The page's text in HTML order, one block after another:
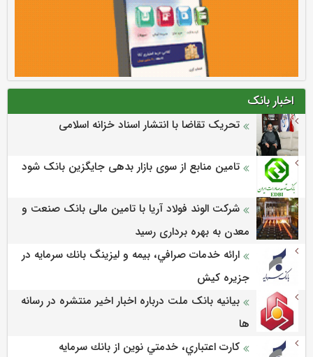
اخبار بانک
تحریک تقاضا با انتشار اسناد خزانه اسلامی
تامین منابع از سوی بازار بدهی جایگزین بانک شود
شرکت الوند فولاد آریا با تامین مالی بانک صنعت و
معدن به بهره برداری رسید
ارائه خدمات صرافي، بيمه و ليزينگ بانك سرمايه در
جزيره كيش
بیانیه بانک ملت درباره اخبار اخیر منتشره در رسانه
ها
كارت اعتباري، خدمتي نوين از بانك سرمايه